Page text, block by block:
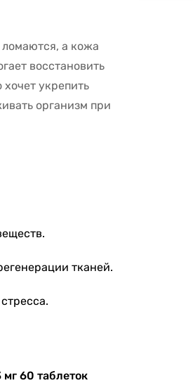
ломаются, а кожа
восстановить
укрепить
организм при
тканей.
60 таблеток